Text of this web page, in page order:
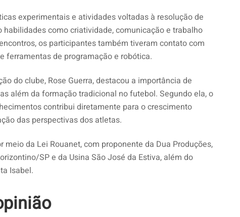
experimentais e atividades voltadas à resolução de
habilidades como criatividade, comunicação e trabalho
os participantes também tiveram contato com
ferramentas de programação e robótica.
do clube, Rose Guerra, destacou a importância de
além da formação tradicional no futebol. Segundo ela, o
contribui diretamente para o crescimento
das perspectivas dos atletas.
meio da Lei Rouanet, com proponente da Dua Produções,
SP e da Usina São José da Estiva, além do
Isabel.